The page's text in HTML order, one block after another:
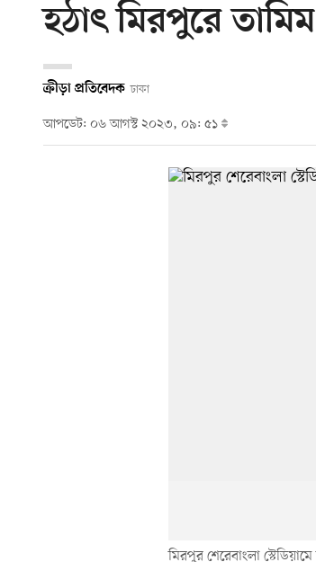
হঠাৎ মিরপুরে তামিম
ক্রীড়া প্রতিবেদক ঢাকা
আপডেট: ০৬ আগস্ট ২০২৩, ০৯: ৫১
মিরপুর শেরেবাংলা